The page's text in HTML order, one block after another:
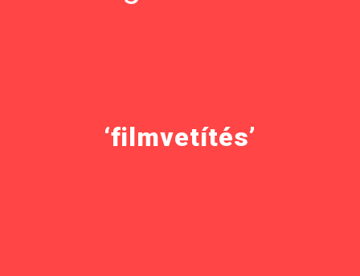
‘filmvetítés’